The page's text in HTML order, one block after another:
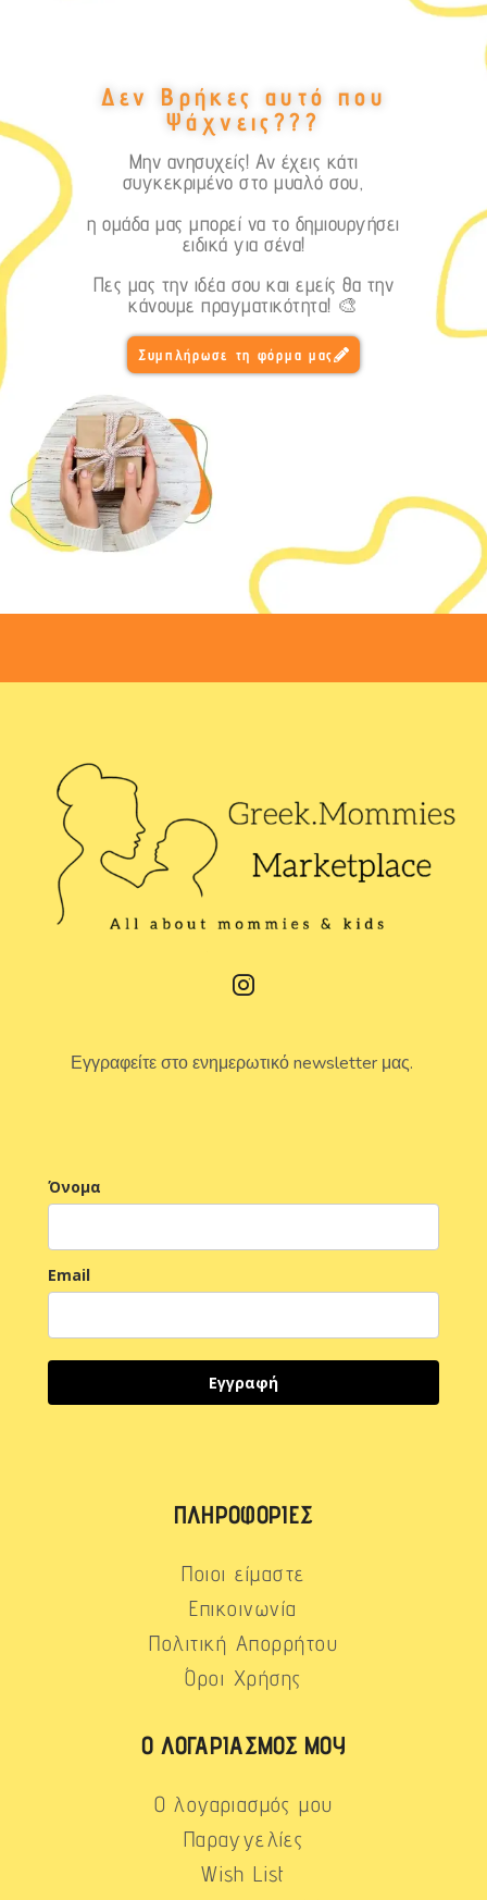
Δεν Βρήκες αυτό που
Ψάχνεις???
Μην ανησυχείς! Αν έχεις κάτι
συγκεκριμένο στο μυαλό σου,
η ομάδα μας μπορεί να το δημιουργήσει
ειδικά για σένα!
Πες μας την ιδέα σου και εμείς θα την
κάνουμε πραγματικότητα! 🎨
Συμπλήρωσε τη φόρμα μας
Εγγραφείτε στο ενημερωτικό newsletter μας.
Όνομα
Email
Εγγραφή
ΠΛΗΡΟΦΟΡΊΕΣ
Ποιοι είμαστε
Επικοινωνία
Πολιτική Απορρήτου
Όροι Χρήσης
Ο ΛΟΓΑΡΙΑΣΜΌΣ ΜΟΥ
Ο λογαριασμός μου
Παραγγελίες
Wish List